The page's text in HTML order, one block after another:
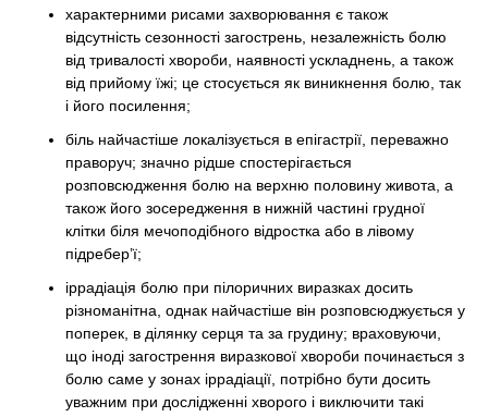
характерними рисами захворювання є також
відсутність сезонності загострень, незалежність болю
від тривалості хвороби, наявності ускладнень, а також
від прийому їжі; це стосується як виникнення болю, так
і його посилення;
біль найчастіше локалізується в епігастрії, переважно
праворуч; значно рідше спостерігається
розповсюдження болю на верхню половину живота, а
також його зосередження в нижній частині грудної
клітки біля мечоподібного відростка або в лівому
підребер’ї;
іррадіація болю при пілоричних виразках досить
різноманітна, однак найчастіше він розповсюджується у
поперек, в ділянку серця та за грудину; враховуючи,
що іноді загострення виразкової хвороби починається з
болю саме у зонах іррадіації, потрібно бути досить
уважним при дослідженні хворого і виключити такі